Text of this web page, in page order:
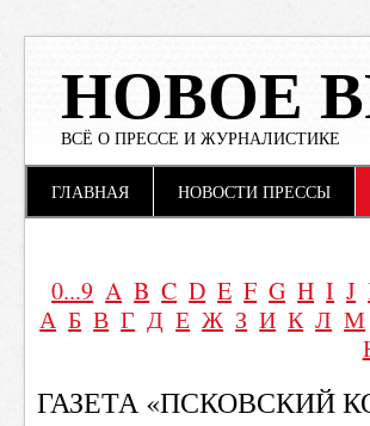
НОВОЕ
ВСЁ О ПРЕССЕ И ЖУРНАЛИСТИКЕ
Main menu
ГЛАВНАЯ НОВОСТИ ПРЕССЫ
0...9 A B C D E F G H I J
А Б В Г Д Е Ж З И К Л М
ГАЗЕТА «ПСКОВСКИЙ